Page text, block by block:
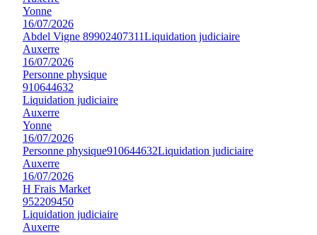
Yonne
16/07/2026
Abdel Vigne 89902407311Liquidation judiciaire
Auxerre
16/07/2026
Personne physique
910644632
Liquidation judiciaire
Auxerre
Yonne
16/07/2026
Personne physique910644632Liquidation judiciaire
Auxerre
16/07/2026
H Frais Market
952209450
Liquidation judiciaire
Auxerre